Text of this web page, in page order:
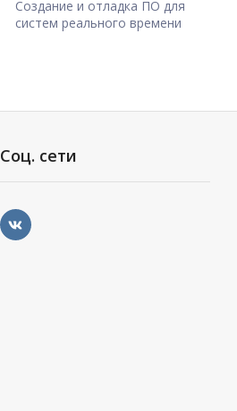
Создание и отладка ПО для
систем реального времени
Соц. сети